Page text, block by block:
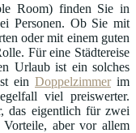
Room) finden Sie in
Personen. Ob Sie mit
oder mit einem guten
Für eine Städtereise
Urlaub ist ein solches
ein Doppelzimmerim
viel preiswerter.
das eigentlich für zwei
Vorteile, aber vor allem